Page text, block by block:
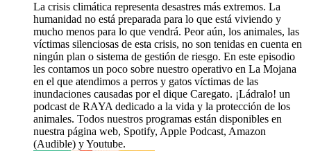
La crisis climática representa desastres más extremos. La
humanidad no está preparada para lo que está viviendo y
mucho menos para lo que vendrá. Peor aún, los animales, las
víctimas silenciosas de esta crisis, no son tenidas en cuenta en
ningún plan o sistema de gestión de riesgo. En este episodio
les contamos un poco sobre nuestro operativo en La Mojana
en el que atendimos a perros y gatos víctimas de las
inundaciones causadas por el dique Caregato. ¡Ládralo! un
podcast de RAYA dedicado a la vida y la protección de los
animales. Todos nuestros programas están disponibles en
nuestra página web, Spotify, Apple Podcast, Amazon
(Audible) y Youtube.